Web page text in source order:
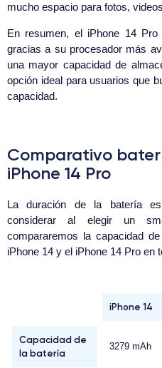
mucho espacio para fotos,
En resumen, el iPhone 14
gracias a su procesador más
una mayor capacidad de
opción ideal para usuarios que
capacidad.
Comparativo
iPhone 14 Pro
La duración de la batería
considerar al elegir un
compararemos la capacidad
iPhone 14 y el iPhone 14 Pro en
iPhone 14
Capacidad de
la batería
3279 mAh